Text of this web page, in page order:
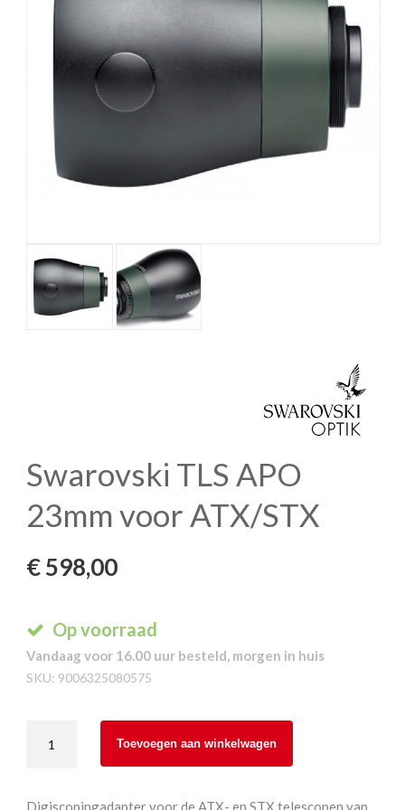
Swarovski TLS APO
23mm voor ATX/STX
€598,00
Op voorraad
Vandaag voor 16.00 uur besteld, morgen in huis
SKU: 9006325080575
23mm
Toevoegen aan winkelwagen
Digiscopingadapter voor de ATX- en STX telescopen van